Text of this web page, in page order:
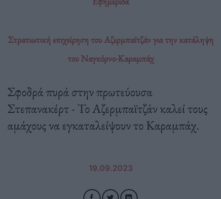
Στρατιωτική επιχείρηση του Αζερμπαϊτζάν για την κατάληψη
του Ναγκόρνο-Καραμπάχ
Σφοδρά πυρά στην πρωτεύουσα
Στεπανακέρτ - Το Αζερμπαϊτζάν καλεί τους
αμάχους να εγκαταλείψουν το Καραμπάχ.
19.09.2023